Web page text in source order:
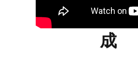
コーディネ
成